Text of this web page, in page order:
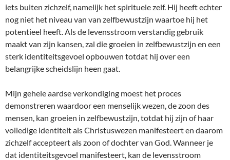
iets buiten zichzelf, namelijk het spirituele zelf. Hij heeft echter
nog niet het niveau van van zelfbewustzijn waartoe hij het
potentieel heeft. Als de levensstroom verstandig gebruik
maakt van zijn kansen, zal die groeien in zelfbewustzijn en een
sterk identiteitsgevoel opbouwen totdat hij over een
belangrijke scheidslijn heen gaat.
Mijn gehele aardse verkondiging moest het proces
demonstreren waardoor een menselijk wezen, de zoon des
mensen, kan groeien in zelfbewustzijn, totdat hij zijn of haar
volledige identiteit als Christuswezen manifesteert en daarom
zichzelf accepteert als zoon of dochter van God. Wanneer je
dat identiteitsgevoel manifesteert, kan de levensstroom